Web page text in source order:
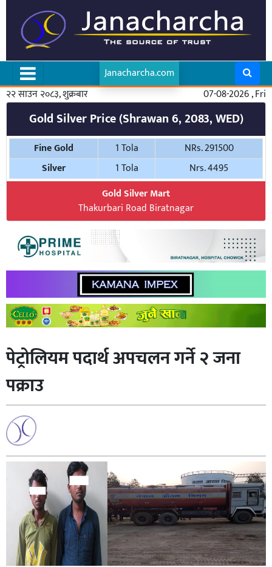
Janacharcha.com
२२ साउन २०८३, शुक्रबार
07-08-2026 , Fri
Gold Silver Price (Shrawan 6, 2083, WED)
Fine Gold 1 Tola
NRs. 291500
Silver
1 Tola
Nrs. 4495
Gold Silver Mart
Thakurbari Road Biratnagar
पेट्रोलियम पदार्थ अपचलन गर्ने २ जना
पक्राउ